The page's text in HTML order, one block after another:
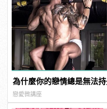
為什麼你的戀情總是無法
戀愛微講座